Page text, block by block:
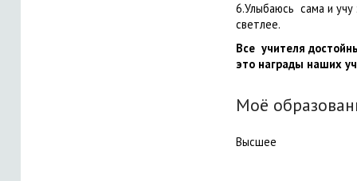
6.Улыбаюсь сама и
светлее.
Все учителя
это награды наших
Моё
Высшее